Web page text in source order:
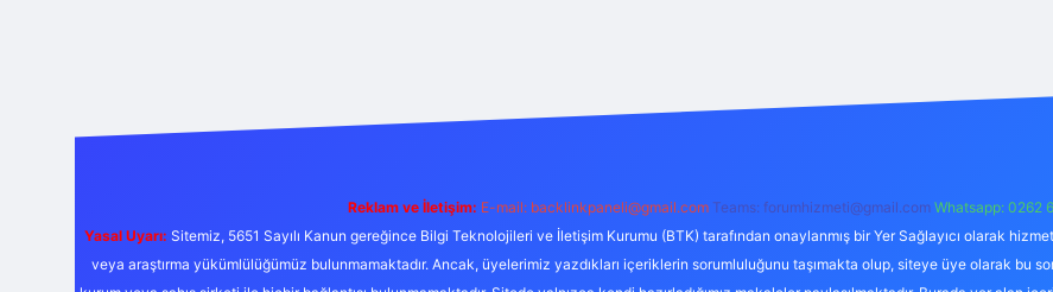
Reklam ve İletişim: E-mail: backlinkpaneli@gmail.com Teams: forumhizmeti@gmail.com Whatsapp: 0262
Yasal Uyarı: Sitemiz, 5651 Sayılı Kanun gereğince Bilgi Teknolojileri ve İletişim Kurumu (BTK) tarafından onaylanmış bir Yer Sağlayıcı olarak
veya araştırma yükümlülüğümüz bulunmamaktadır. Ancak, üyelerimiz yazdıkları içeriklerin sorumluluğunu taşımakta olup, siteye üye olarak bu